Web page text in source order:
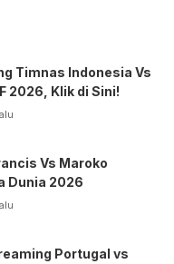
Timnas Indonesia Vs
2026, Klik di Sini!
Vs Maroko
Dunia 2026
Portugal vs